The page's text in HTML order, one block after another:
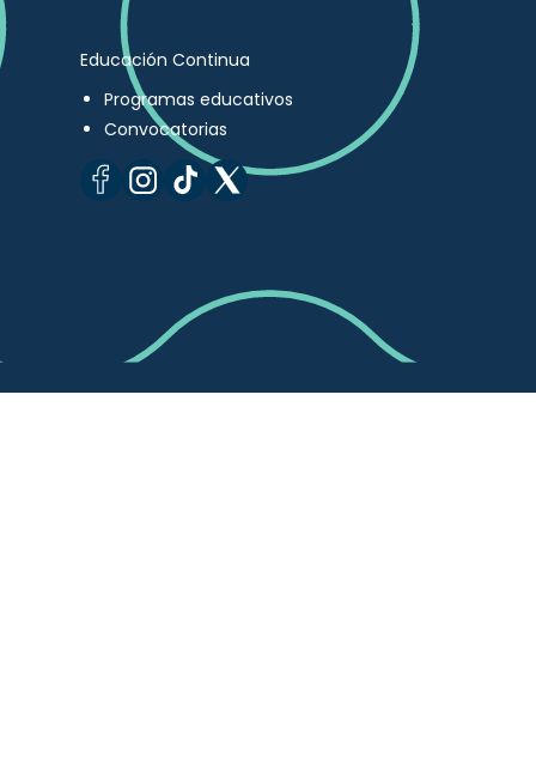
Educación Continua
Programas educativos
Convocatorias